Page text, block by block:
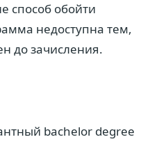
способ обойти
недоступна тем,
до зачисления.
bachelor degree